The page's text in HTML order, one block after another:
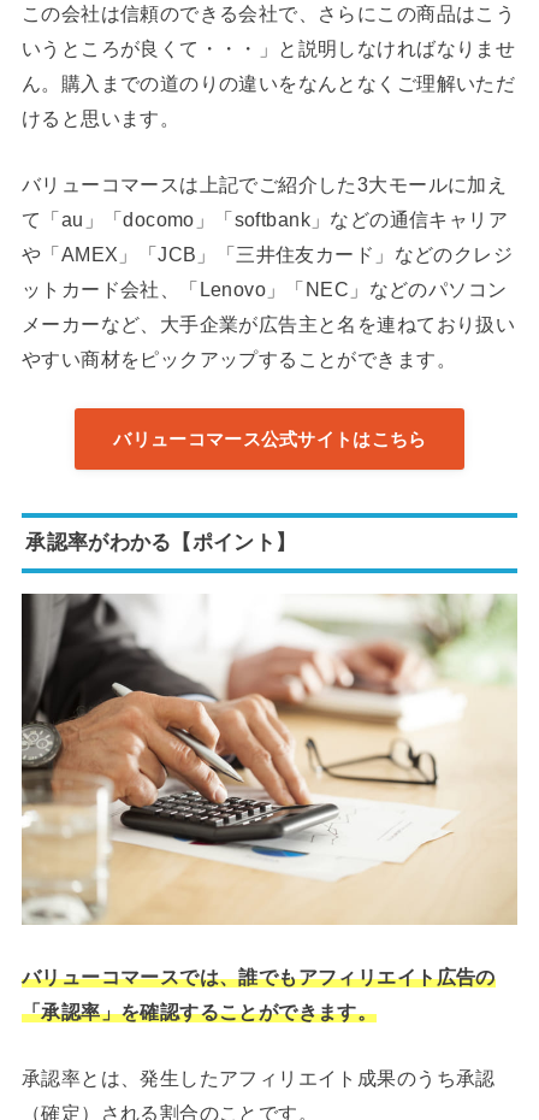
この会社は信頼のできる会社で、さらにこの商品はこう
いうところが良くて・・・」と説明しなければなりませ
ん。購入までの道のりの違いをなんとなくご理解いただ
けると思います。
バリューコマースは上記でご紹介した3大モールに加え
て「au」「docomo」「softbank」などの通信キャリア
や「AMEX」「JCB」「三井住友カード」などのクレジ
ットカード会社、「Lenovo」「NEC」などのパソコン
メーカーなど、大手企業が広告主と名を連ねており扱い
やすい商材をピックアップすることができます。
バリューコマース公式サイトはこちら
承認率がわかる【ポイント】
バリューコマースでは、誰でもアフィリエイト広告の
「承認率」を確認することができます。
承認率とは、発生したアフィリエイト成果のうち承認
（確定）される割合のことです。